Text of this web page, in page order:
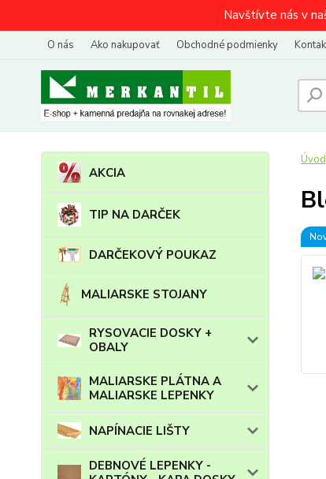
Navštívte nás v
O nás Ako nakupovať Obchodné podmienky
AKCIA
TIP NA DARČEK
DARČEKOVÝ POUKAZ
MALIARSKE STOJANY
RYSOVACIE DOSKY +
OBALY
MALIARSKE PLÁTNA A
MALIARSKE LEPENKY
NAPÍNACIE LIŠTY
DEBNOVÉ LEPENKY -
Úvod